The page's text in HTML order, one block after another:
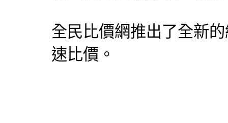
全民比價網推出了全新
速比價。